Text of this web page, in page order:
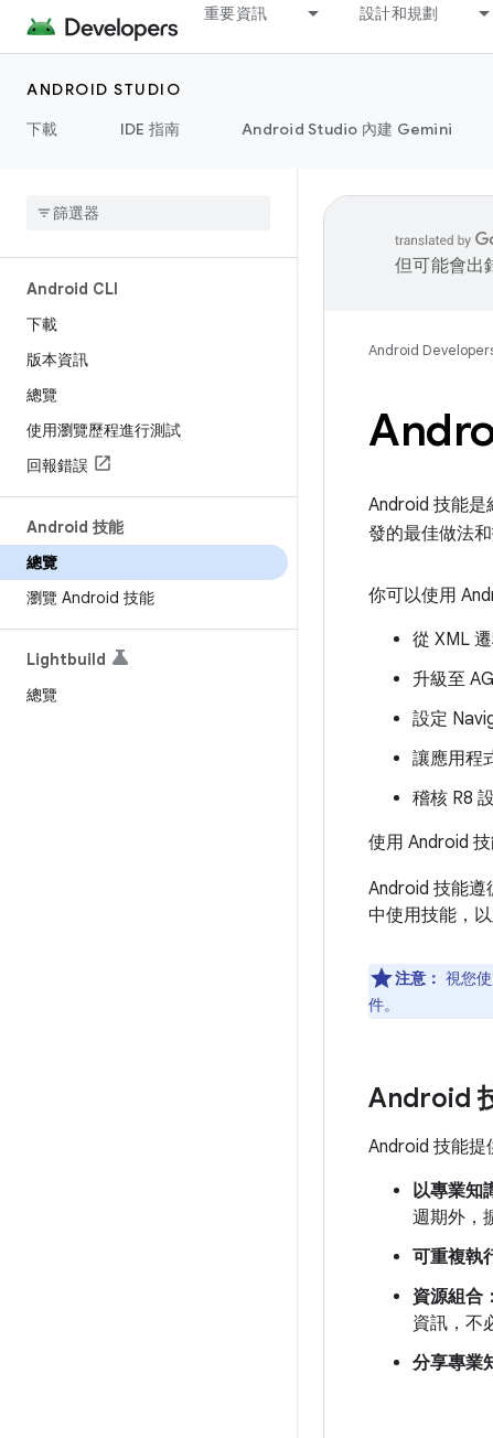
重要資訊 設計和規劃
ANDROID STUDIO
下載
IDE 指南 Android Studio 內建 Gemini
Android CLI
下載
版本資訊
總覽
使用瀏覽歷程進行測試
回報錯誤
Android 技能
總覽
瀏覽 Android 技能
Lightbuild
總覽
但可能會出
Android
Android 技能是
發的最佳做法
你可以使用
從 XML
升級至
設定
讓應用程
稽核 R8
使用 Android
Android 技能遵
中使用技能，
注意： 視您
件。
Android
Android 技能提
以專業知
週期外，
可重複執
資源組合：
資訊，不
分享專業